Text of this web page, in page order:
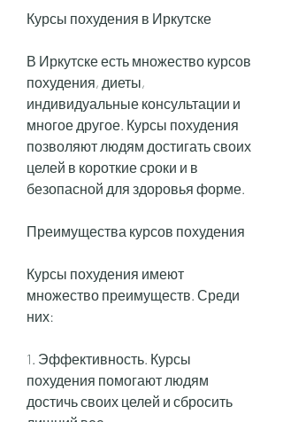
Курсы похудения в Иркутске
В Иркутске есть множество курсов
похудения, диеты,
индивидуальные консультации и
многое другое. Курсы похудения
позволяют людям достигать своих
целей в короткие сроки и в
безопасной для здоровья форме.
Преимущества курсов похудения
Курсы похудения имеют
множество преимуществ. Среди
них:
1. Эффективность. Курсы
похудения помогают людям
достичь своих целей и сбросить